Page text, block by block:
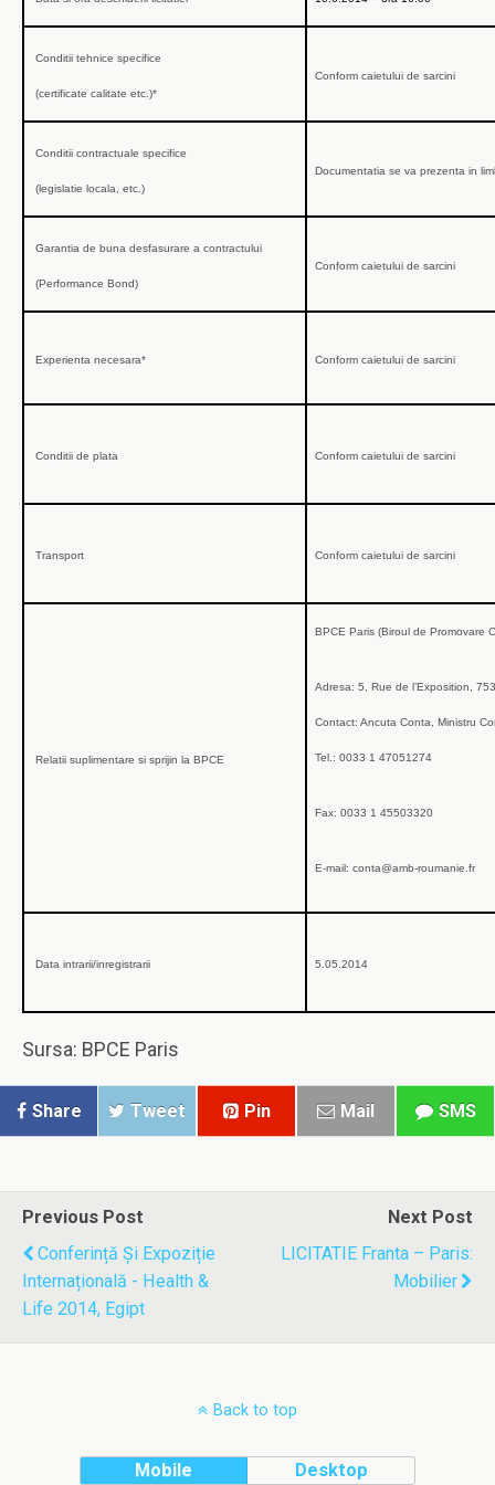
Conditii tehnice specifice
(certificate calitate etc.)*
Conform caietului de sarcini
Conditii contractuale specifice
(legislatie locala, etc.)
Documentatia se va prezenta in
Garantia de buna desfasurare a contractului
(Performance Bond)
Conform caietului de sarcini
Experienta necesara* Conform caietului de sarcini
Conditii de plata Conform caietului de sarcini
Transport Conform caietului de sarcini
Relatii suplimentare si sprijin la BPCE
BPCE Paris (Biroul de Promovare
Adresa: 5, Rue de l’Exposition,
Contact: Ancuta Conta, Ministru
Tel.: 0033 1 47051274
Fax: 0033 1 45503320
E-mail: conta@amb-roumanie.fr
Data intrarii/inregistrarii 5.05.2014
Sursa: BPCE Paris
Share Tweet Pin Mail SMS
Previous Post
Conferință Și Expoziție
Internațională - Health &
Life 2014, Egipt
Next Post
LICITATIE Franta – Paris:
Mobilier
Back to top
Mobile Desktop